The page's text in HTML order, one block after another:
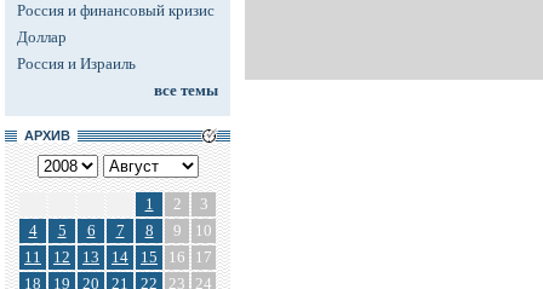
Россия и финансовый кризис
Доллар
Россия и Израиль
все темы
АРХИВ
1 2
3
4
5 6 7 8 9
10
11
12 13 14 15 16
17
18
19 20 21 22 23 24